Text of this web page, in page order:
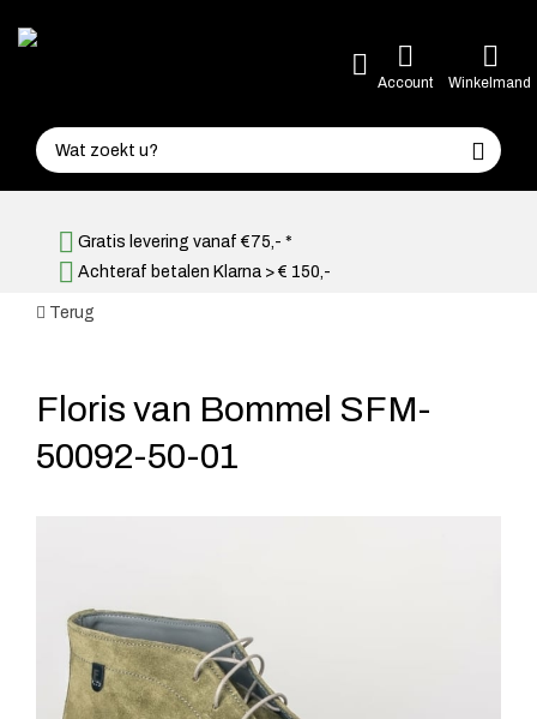
Account Winkelmand
Gratis levering vanaf €75,- *
Achteraf betalen Klarna > € 150,-
Terug
Floris van Bommel SFM-
50092-50-01